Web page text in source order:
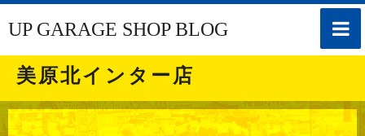
toggle
UP GARAGE SHOP BLOG
美原北インター店